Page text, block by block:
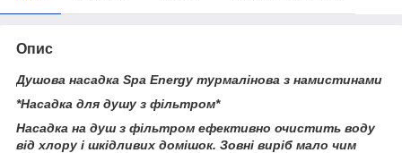
Опис
Душова насадка Spa Energy турмалінова з намистинами
*Насадка для душу з фільтром*
Насадка на душ з фільтром ефективно очистить воду
від хлору і шкідливих домішок. Зовні виріб мало чим